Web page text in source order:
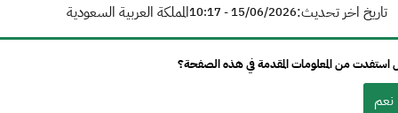
تاريخ اخر تحديث:15/06/2026 - 10:17 المملكة العربية السعودية
استفدت من المعلومات المقدمة في هذه الصفحة؟
نعم